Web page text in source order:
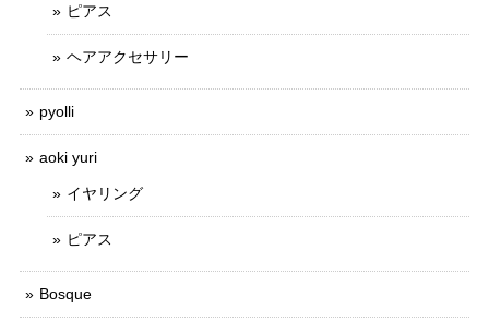
ピアス
ヘアアクセサリー
pyolli
aoki yuri
イヤリング
ピアス
Bosque